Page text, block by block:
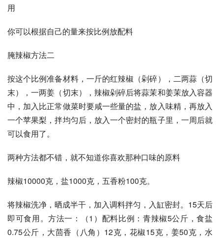
用
你可以根据自己的量来按比例放配料
腌辣椒方法二
按这个比例准备材料，一斤的红辣椒（剁碎），二两蒜（切
末），一两姜（切末），辣椒剁碎后将蒜茉和姜茉放入容器
中，加入比正常做菜时要咸一些量的盐，放入味精，再放入
一个苹果梨，拌均匀后，放入一个密封的瓶子里，一周后就
可以食用了。
两种方法都不错，就不知道你喜欢那种口味的原料
辣椒10000克，盐1000克，五香粉100克。
将辣椒洗净，晒成半干，加入调料拌匀，入缸密封。15天后
即可食用。方法一：（1）配料比例：青辣椒5公斤，食盐
0.75公斤，大茴香（八角）12克，花椒15克，姜50克，水